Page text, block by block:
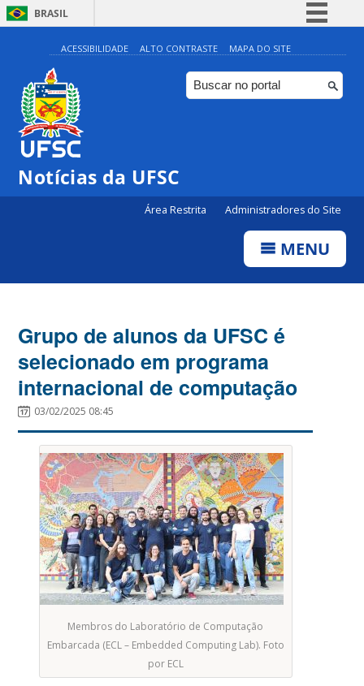
BRASIL
Simplifique!
Comunica BR
Participe
ACESSIBILIDADE ALTO CONTRASTE MAPA DO SITE
Notícias da UFSC
Área Restrita Administradores do Site
MENU
Grupo de alunos da UFSC é
selecionado em programa
internacional de computação
03/02/2025 08:45
Membros do Laboratório de Computação
Embarcada (ECL – Embedded Computing Lab). Foto
por ECL